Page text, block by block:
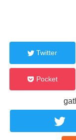
Twitter
Pocket